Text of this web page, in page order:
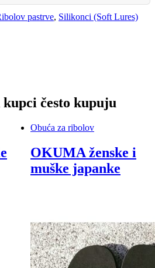
pastrve, Silikonci (Soft Lures)
često kupuju
Obuća za ribolov
OKUMA ženske i
muške japanke